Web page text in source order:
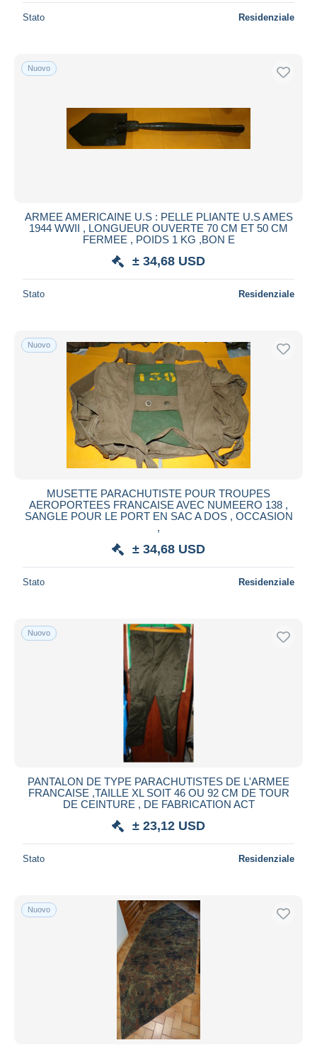
Stato Residenziale
Nuovo
ARMEE AMERICAINE U.S : PELLE PLIANTE U.S AMES
1944 WWII , LONGUEUR OUVERTE 70 CM ET 50 CM
FERMEE , POIDS 1 KG ,BON E
± 34,68 USD
Stato Residenziale
Nuovo
MUSETTE PARACHUTISTE POUR TROUPES
AEROPORTEES FRANCAISE AVEC NUMEERO 138 ,
SANGLE POUR LE PORT EN SAC A DOS , OCCASION
,
± 34,68 USD
Stato Residenziale
Nuovo
PANTALON DE TYPE PARACHUTISTES DE L'ARMEE
FRANCAISE ,TAILLE XL SOIT 46 OU 92 CM DE TOUR
DE CEINTURE , DE FABRICATION ACT
± 23,12 USD
Stato Residenziale
Nuovo